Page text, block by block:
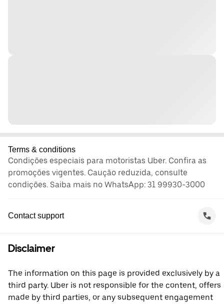
Terms & conditions
Condições especiais para motoristas Uber. Confira as
promoções vigentes. Caução reduzida, consulte
condições. Saiba mais no WhatsApp: 31 99930-3000
Contact support
Disclaimer
The information on this page is provided exclusively by a
third party. Uber is not responsible for the content, offers
made by third parties, or any subsequent engagement